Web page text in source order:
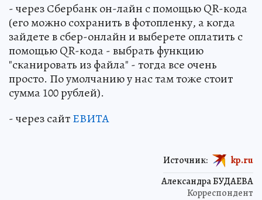
- через Сбербанк он-лайн с помощью QR-кода
(его можно сохранить в фотопленку, а когда
зайдете в сбер-онлайн и выберете оплатить с
помощью QR-кода - выбрать функцию
"сканировать из файла" - тогда все очень
просто. По умолчанию у нас там тоже стоит
сумма 100 рублей).
- через сайтЕВИТА
Александра БУДАЕВА
Корреспондент
Источник: kp.ru